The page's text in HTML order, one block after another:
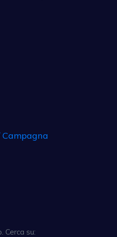
Campagna
Cerca su: